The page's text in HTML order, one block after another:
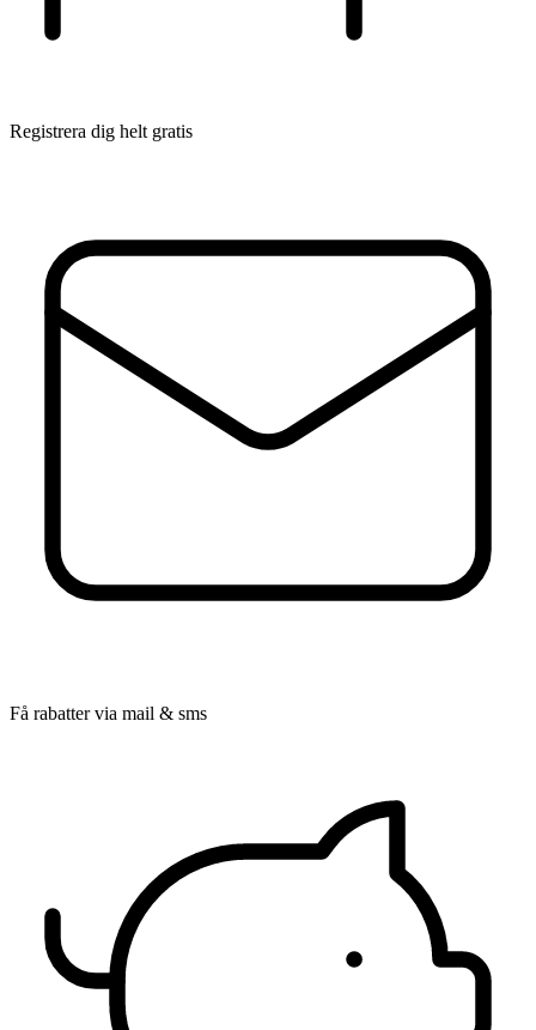
Registrera dig helt gratis
Få rabatter via mail & sms